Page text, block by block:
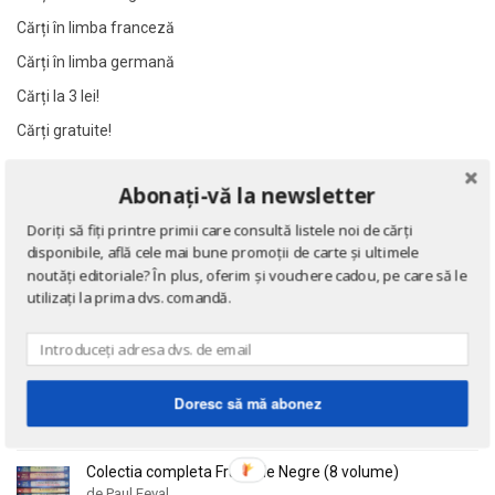
Al. Philippide
Alain Besancon
Alain Bombard
Alain Danielou
Alain Lallemand
Alain Lesage
Alain Manevy
Alan Butler
Alan Dean Foster
Al. Philippide
Alain Besancon
Alain Bombard
Alain Danielou
Alain Lallemand
Alain Lesage
Alain Manevy
Alan Butler
Alan Dean Foster
Cărți în limba franceză
Cărți în limba germană
Cărți la 3 lei!
Cărți gratuite!
Eseuri
de Emil Cioran
Doctrina sau Cele patru carti clasice ale Chinei
de Confucius
Colectia completa Fracurile Negre (8 volume)
Abonați-vă la newsletter
Doriți să fiți printre primii care consultă listele noi de cărți
disponibile, află cele mai bune promoții de carte și ultimele
noutăți editoriale? În plus, oferim și vouchere cadou, pe care să le
utilizați la prima dvs. comandă.
Doresc să mă abonez